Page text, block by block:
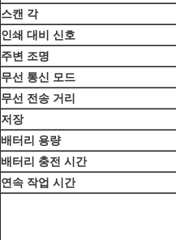
스캔 각
인쇄 대비 신호
주변 조명
무선 통신 모드
무선 전송 거리
저장
배터리 용량
배터리 충전 시간
연속 작업 시간